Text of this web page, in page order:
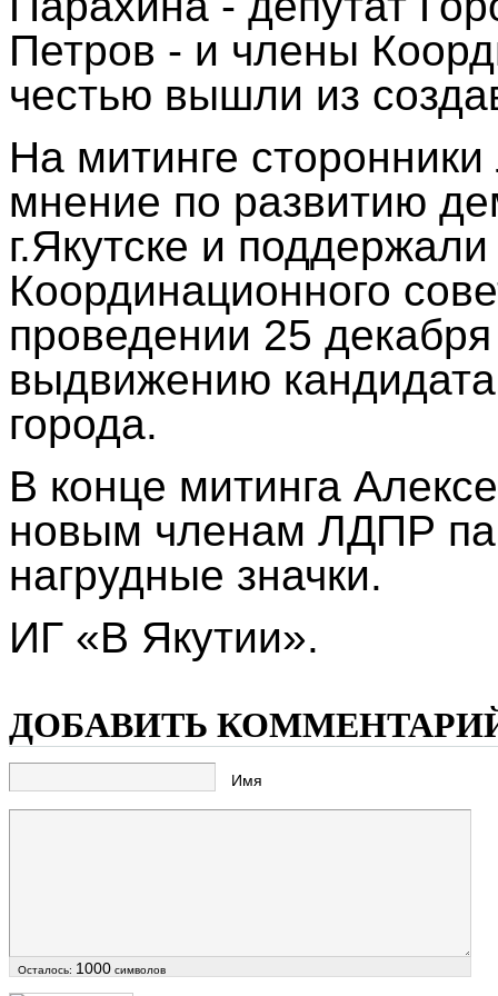
Петров - и члены
честью вышли из
На митинге
мнение по развитию
г.Якутске и
Координационного
проведении 25
выдвижению
города.
В конце митинга
новым членам ЛДПР
нагрудные значки.
ИГ «В Якутии».
ДОБАВИТЬ
Имя
Осталось: 1000 символов